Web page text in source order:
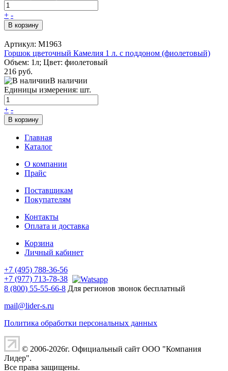
+ -
В корзину
Артикул: М1963
Горшок цветочный Камелия 1 л. с поддоном (фиолетовый)
Объем: 1л; Цвет: фиолетовый
216 руб.
В наличии
Единицы измерения: шт.
+ -
В корзину
Главная
Каталог
О компании
Прайс
Поставщикам
Покупателям
Контакты
Оплата и доставка
Корзина
Личный кабинет
+7 (495) 788-36-56
+7 (977) 713-78-38
8 (800) 55-55-66-8 Для регионов звонок бесплатный
mail@lider-s.ru
Политика обработки персональных данных
© 2006-2026г. Официальный сайт ООО "Компания
Лидер".
Все права защищены.